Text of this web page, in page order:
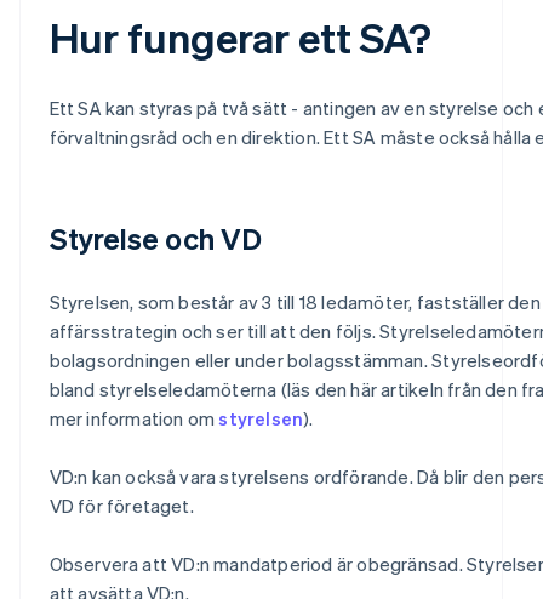
Hur fungerar ett SA?
Ett SA kan styras på två sätt - antingen av en styrelse och
förvaltningsråd och en direktion. Ett SA måste också hålla
Styrelse och VD
Styrelsen, som består av 3 till 18 ledamöter, fastställer
affärsstrategin och ser till att den följs.
bolagsordningen eller under bolagsstämman.
bland styrelseledamöterna (läs den här artikeln från den
mer information omstyrelsen).
VD:n kan också vara styrelsens ordförande. Då blir den
VD för företaget.
Observera att VD:n mandatperiod är obegränsad.
att avsätta VD:n.